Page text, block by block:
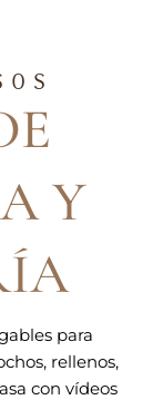
Y
para
rellenos,
con vídeos